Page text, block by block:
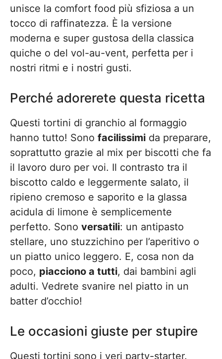
unisce la comfort food più sfiziosa a un
tocco di raffinatezza. È la versione
moderna e super gustosa della classica
quiche o del vol-au-vent, perfetta per i
nostri ritmi e i nostri gusti.
Perché adorerete questa ricetta
Questi tortini di granchio al formaggio
hanno tutto! Sono facilissimi da preparare,
soprattutto grazie al mix per biscotti che fa
il lavoro duro per voi. Il contrasto tra il
biscotto caldo e leggermente salato, il
ripieno cremoso e saporito e la glassa
acidula di limone è semplicemente
perfetto. Sono versatili: un antipasto
stellare, uno stuzzichino per l’aperitivo o
un piatto unico leggero. E, cosa non da
poco, piacciono a tutti, dai bambini agli
adulti. Vedrete svanire nel piatto in un
batter d’occhio!
Le occasioni giuste per stupire
Questi tortini sono i veri party-starter.